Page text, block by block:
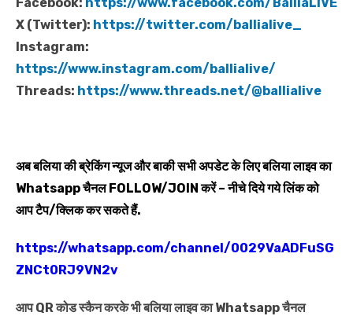
X (Twitter): https://twitter.com/ballialive_
Instagram:
https://www.instagram.com/ballialive/
Threads: https://www.threads.net/@ballialive
अब बलिया की ब्रेकिंग न्यूज और बाकी सभी अपडेट के लिए बलिया लाइव का
WhatsappचैनलFOLLOW/JOINकरें – नीचे दिये गये लिंक को
आप टैप/क्लिक कर सकते हैं.
https://whatsapp.com/channel/0029VaADFuSG
ZNCt0RJ9VN2v
आप QR कोड स्कैन करके भी बलिया लाइव का Whatsapp चैनल